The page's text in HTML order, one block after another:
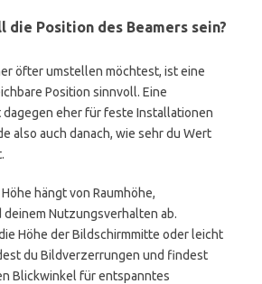
Position des Beamers sein?
öfter umstellen möchtest, ist eine
Position sinnvoll. Eine
eher für feste Installationen
also auch danach, wie sehr du Wert
hängt von Raumhöhe,
Nutzungsverhalten ab.
Höhe der Bildschirmmitte oder leicht
du Bildverzerrungen und findest
Blickwinkel für entspanntes